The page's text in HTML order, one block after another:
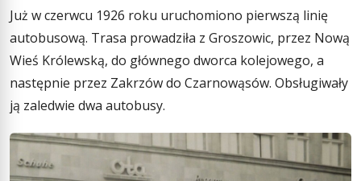
Już w czerwcu 1926 roku uruchomiono pierwszą linię
autobusową. Trasa prowadziła z Groszowic, przez Nową
Wieś Królewską, do głównego dworca kolejowego, a
następnie przez Zakrzów do Czarnowąsów. Obsługiwały
ją zaledwie dwa autobusy.